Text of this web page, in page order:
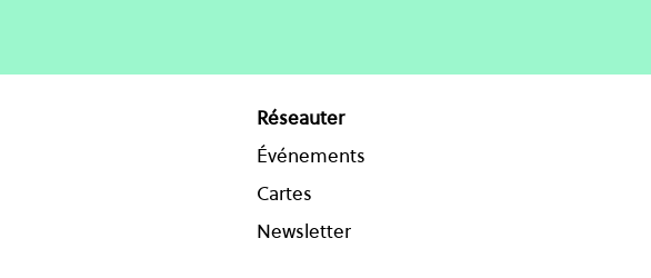
Réseauter
Événements
Cartes
Newsletter